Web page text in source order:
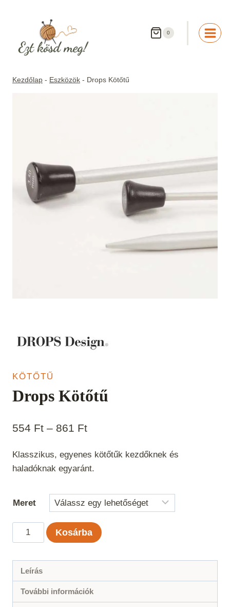
0
Kezdőlap - Eszközök - Drops Kötőtű
KÖTŐTŰ
Drops Kötőtű
554 Ft – 861 FtÁrtartomány:
Klasszikus, egyenes kötőtűk kezdőknek és
haladóknak egyaránt.
Meret
Drops
Kötőtű
Kosárba
Leírás
További információk